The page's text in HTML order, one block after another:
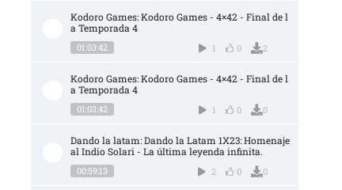
Kodoro Games: Kodoro Games - 4×42 - Final de l
a Temporada 4
01:03:42 1 0 2
Kodoro Games: Kodoro Games - 4×42 - Final de l
a Temporada 4
01:03:42 1 0 0
Dando la latam: Dando la Latam 1X23: Homenaje
al Indio Solari - La última leyenda infinita.
00:59:13 2 0 0